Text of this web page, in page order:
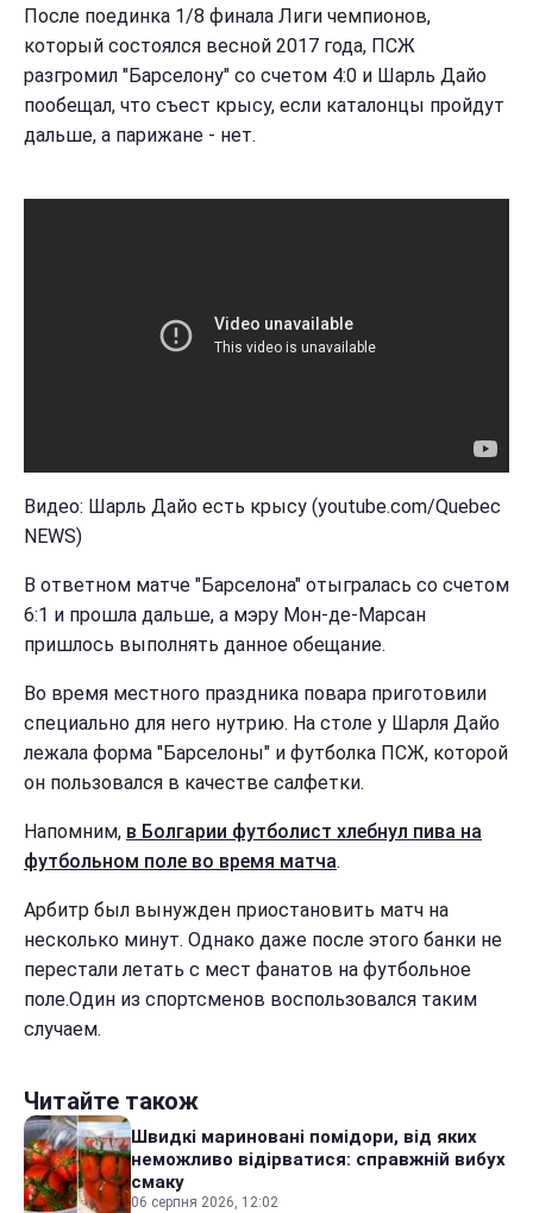
После поединка 1/8 финала Лиги чемпионов,
который состоялся весной 2017 года, ПСЖ
разгромил "Барселону" со счетом 4:0 и Шарль Дайо
пообещал, что съест крысу, если каталонцы пройдут
дальше, а парижане - нет.
Видео: Шарль Дайо есть крысу (youtube.com/Quebec
NEWS)
В ответном матче "Барселона" отыгралась со счетом
6:1 и прошла дальше, а мэру Мон-де-Марсан
пришлось выполнять данное обещание.
Во время местного праздника повара приготовили
специально для него нутрию. На столе у Шарля Дайо
лежала форма "Барселоны" и футболка ПСЖ, которой
он пользовался в качестве салфетки.
Напомним, в Болгарии футболист хлебнул пива на
футбольном поле во время матча.
Арбитр был вынужден приостановить матч на
несколько минут. Однако даже после этого банки не
перестали летать с мест фанатов на футбольное
поле.Один из спортсменов воспользовался таким
случаем.
Читайте також
Швидкі мариновані помідори, від яких
неможливо відірватися: справжній вибух
смаку
06 серпня 2026, 12:02